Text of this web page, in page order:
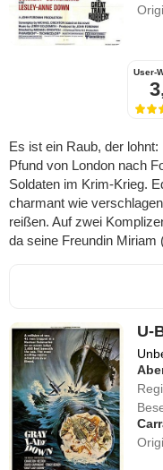
User-
Es ist ein Raub, der
Pfund von London nach
Soldaten im Krim-Krieg.
charmant wie
reißen. Auf zwei
da seine Freundin Miriam
U-